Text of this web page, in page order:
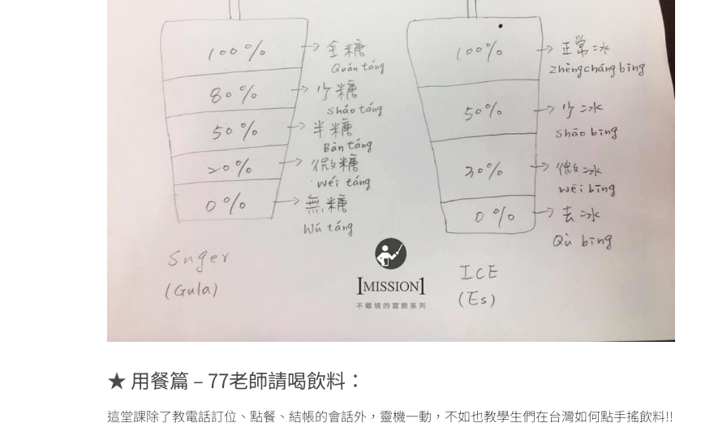
★ 用餐篇 – 77老師請喝飲料：
這堂課除了教電話訂位、點餐、結帳的會話外，靈機一動，不如也教學生們在台灣如何點手搖飲料!!